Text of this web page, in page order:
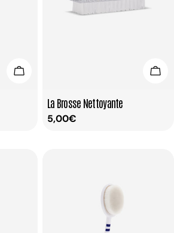
Ajouter Au Panier
Taper:
La Brosse Nettoyante
Prix
5,00€